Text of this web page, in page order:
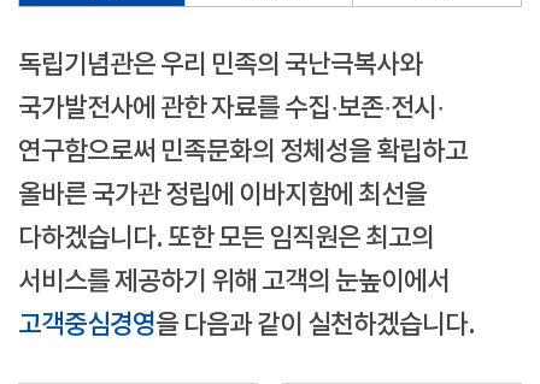
독립기념관은 우리 민족의 국난극복사와
국가발전사에 관한 자료를 수집·보존·전시·
연구함으로써 민족문화의 정체성을 확립하고
올바른 국가관 정립에 이바지함에 최선을
다하겠습니다. 또한 모든 임직원은 최고의
서비스를 제공하기 위해 고객의 눈높이에서
고객중심경영을 다음과 같이 실천하겠습니다.